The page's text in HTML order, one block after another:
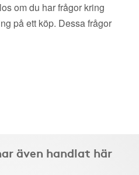
om du har frågor kring
på ett köp. Dessa frågor
även handlat här